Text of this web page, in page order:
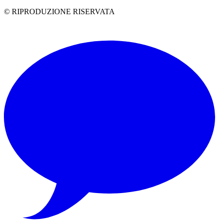
© RIPRODUZIONE RISERVATA